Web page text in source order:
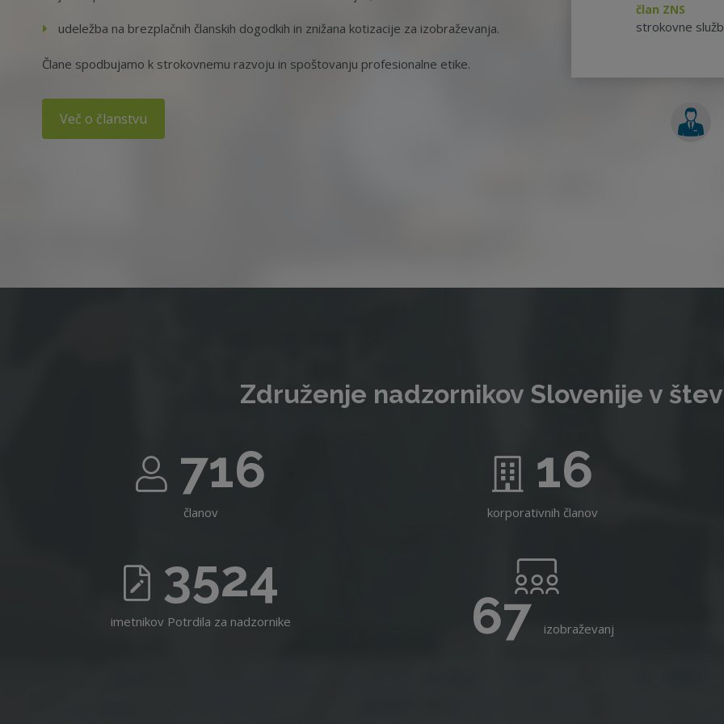
udeležba na brezplačnih članskih dogodkih in znižana kotizacije za izobraževanja.
Člane spodbujamo k strokovnemu razvoju in spoštovanju profesionalne etike.
Več o članstvu
član ZNS
strokovne
Združenje nadzornikov Slovenije v
716
članov
16
korporativnih članov
3524
imetnikov Potrdila za nadzornike 67izobraževanj